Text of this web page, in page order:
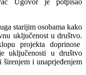
starijim osobama kako
uključenost u društvo.
projekta doprinose
uključenosti u društvo
i unaprjeđenjem